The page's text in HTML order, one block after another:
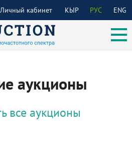
КЫР РУС ENG
Личный кабинет
аукционы
все аукционы